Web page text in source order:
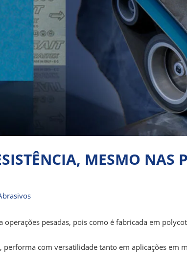
MESMO NAS
operações pesadas, pois como é fabricada em
com versatilidade tanto em aplicações em